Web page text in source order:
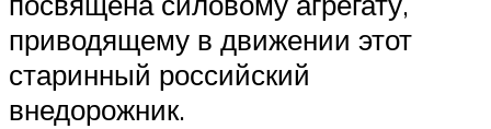
приводящему в движении этот
старинный российский
внедорожник.